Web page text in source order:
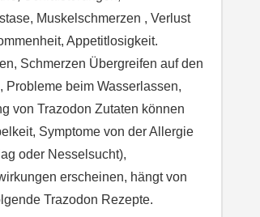
Muskelschmerzen , Verlust
Appetitlosigkeit.
Schmerzen Übergreifen auf den
Probleme beim Wasserlassen,
von Trazodon Zutaten können
Symptome von der Allergie
oder Nesselsucht),
erscheinen, hängt von
Trazodon Rezepte.